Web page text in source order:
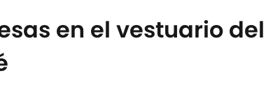
en el vestuario del